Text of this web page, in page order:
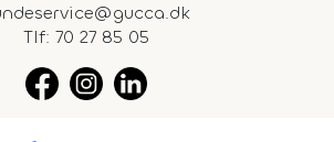
Tlf: 70 27 85 05